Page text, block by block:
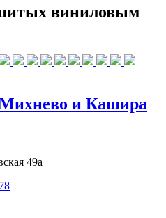
виниловым
и Кашира
49а